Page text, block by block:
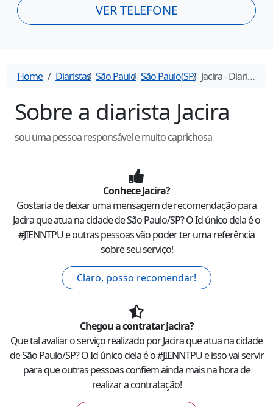
VER TELEFONE
Home Diaristas São Paulo São Paulo(SP) Jacira- Diarista em
Sobre a diarista Jacira
sou uma pessoa responsável e muito caprichosa
ConheceJacira?
Gostaria de deixar uma mensagem de recomendação para
Jaciraque atua na cidade deSão Paulo/SP? O Id único dela é o
#JIENNTPUe outras pessoas vão poder ter uma referência
sobre seu serviço!
Claro, posso recomendar!
Chegou a contratarJacira?
Que tal avaliar o serviço realizado porJaciraque atua na cidade
deSão Paulo/SP? O Id único dela é o #JIENNTPUe isso vai servir
para que outras pessoas confiem ainda mais na hora de
realizar a contratação!